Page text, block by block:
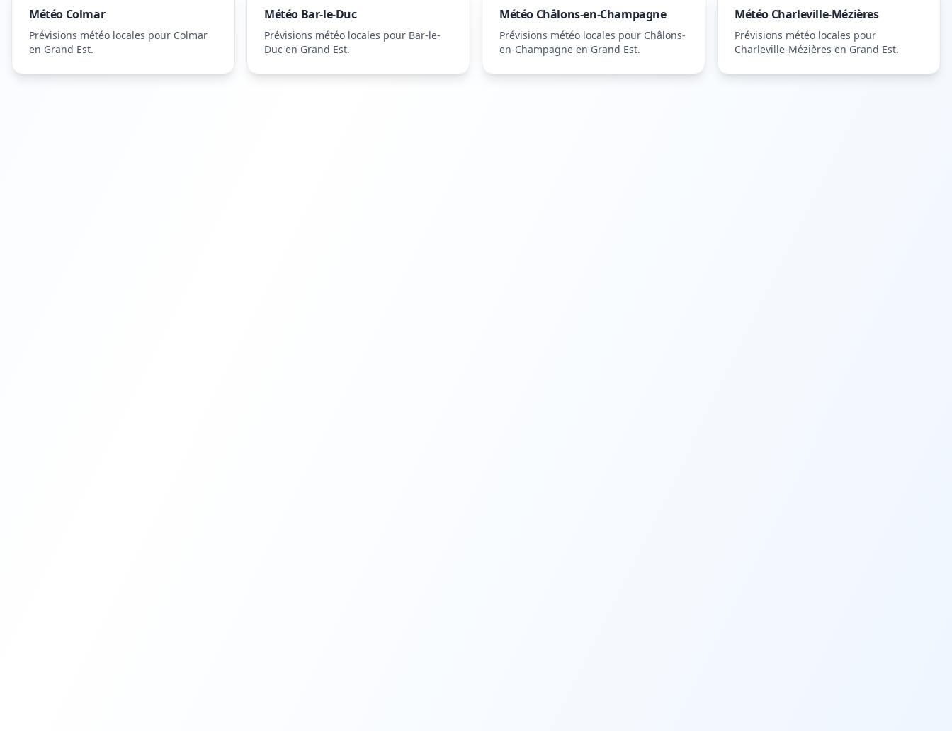
Météo Colmar
Prévisions météo locales pour Colmar
en Grand Est.
Météo Bar-le-Duc
Prévisions météo locales pour Bar-le-
Duc en Grand Est.
Météo Châlons-en-Champagne
Prévisions météo locales pour Châlons-
en-Champagne en Grand Est.
Météo Charleville-Mézières
Prévisions météo locales pour
Charleville-Mézières en Grand Est.